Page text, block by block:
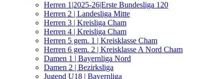
Herren 1|2025-26|Erste Bundesliga 120
Herren 2 | Landesliga Mitte
Herren 3 | Kreisliga Cham
Herren 4 | Kreisliga Cham
Herren 5 gem. 1 | Kreisklasse Cham
Herren 6 gem. 2 | Kreisklasse A Nord Cham
Damen 1 | Bayernliga Nord
Damen 2 | Bezirksliga
Jugend U18 | Bayernliga